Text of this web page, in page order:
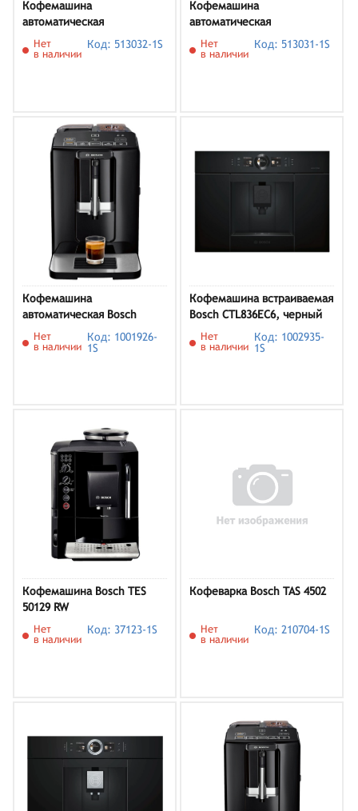
Кофемашина
автоматическая
встраиваемая Bosch
CTL636ES6, нержавеющая
Нет
в наличии
Код: 513032-1S
Кофемашина
автоматическая
встраиваемая Bosch
CTL636EB6, черный
Нет
в наличии
Код: 513031-1S
Кофемашина
автоматическая Bosch
VeroCup 100 TIS30129RW,
черный
Нет
в наличии
Код: 1001926-
1S
Кофемашина встраиваемая
Bosch CTL836EC6, черный
Нет
в наличии
Код: 1002935-
1S
Кофемашина Bosch TES
50129 RW
Нет
в наличии
Код: 37123-1S
Кофеварка Bosch TAS 4502
Нет
в наличии
Код: 210704-1S